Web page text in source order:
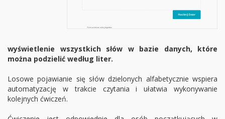
wyświetlenie wszystkich słów w bazie danych, które
można podzielić według liter.
Losowe pojawianie się słów dzielonych alfabetycznie wspiera
automatyzację w trakcie czytania i ułatwia wykonywanie
kolejnych ćwiczeń.